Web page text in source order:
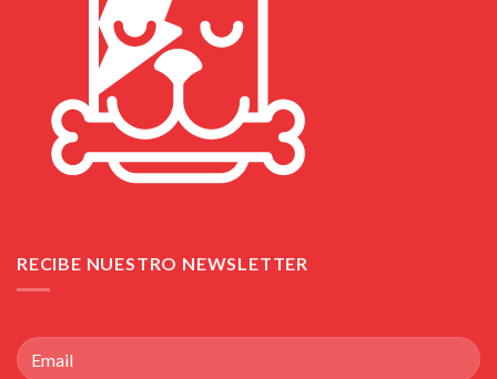
RECIBE NUESTRO NEWSLETTER